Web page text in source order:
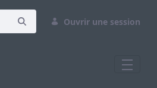
Ouvrir une session